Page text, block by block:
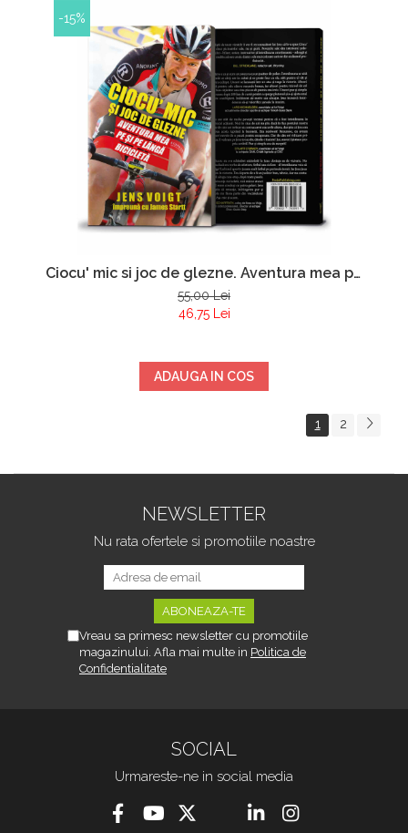
-15%
Ciocu' mic si joc de glezne. Aventura mea pe
si pe langa bicicleta - Jens Voigt si James
Startt
55,00 Lei
46,75 Lei
ADAUGA IN COS
1 2
NEWSLETTER
Nu rata ofertele si promotiile noastre
Vreau sa primesc newsletter cu promotiile
magazinului. Afla mai multe in Politica de
Confidentialitate
SOCIAL
Urmareste-ne in social media